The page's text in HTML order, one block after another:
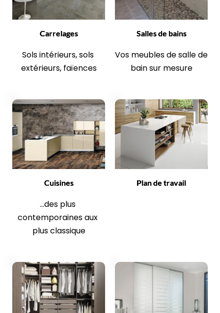
Carrelages
Sols intérieurs, sols
extérieurs, faïences
Salles de bains
Vos meubles de salle de
bain sur mesure
Cuisines
...des plus
contemporaines aux
plus classique
Plan de travail